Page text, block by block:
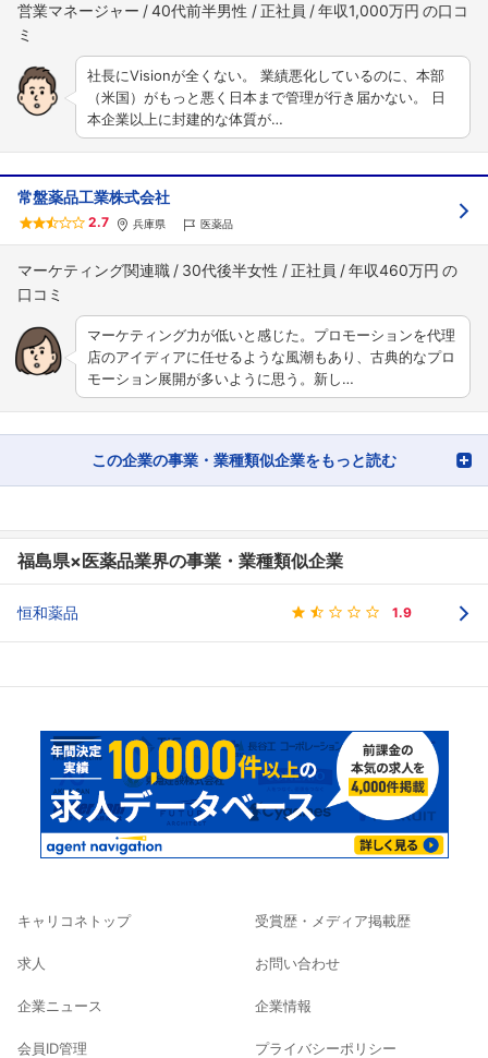
営業マネージャー 40代前半男性 正社員 年収1,000万円
社長にVisionが全くない。 業績悪化しているのに、本部
（米国）がもっと悪く日本まで管理が行き届かない。 日
本企業以上に封建的な体質が…
常盤薬品工業株式会社
2.7 兵庫県 医薬品
マーケティング関連職 30代後半女性 正社員 年収460万円
マーケティング力が低いと感じた。プロモーションを代理
店のアイディアに任せるような風潮もあり、古典的なプロ
モーション展開が多いように思う。新し…
この企業の事業・業種類似企業をもっと読む
福島県×医薬品業界の事業・業種類似企業
恒和薬品 1.9
キャリコネトップ
求人
企業ニュース
会員ID管理
受賞歴・メディア掲載歴
お問い合わせ
企業情報
プライバシーポリシー